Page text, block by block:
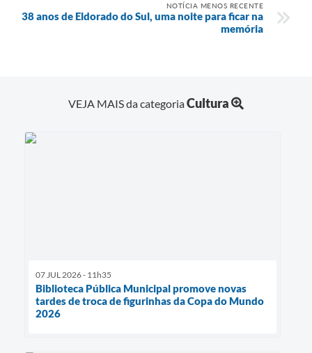
NOTÍCIA MENOS RECENTE
38 anos de Eldorado do Sul, uma noite para ficar na
memória
VEJA MAIS da categoriaCultura
07 JUL 2026 - 11h35
Biblioteca Pública Municipal promove novas
tardes de troca de figurinhas da Copa do Mundo
2026